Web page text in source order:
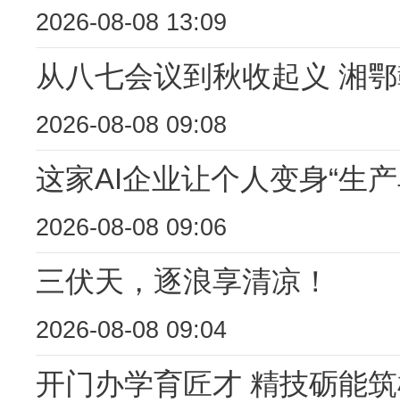
2026-08-08 13:09
从八七会议到秋收起义 湘
2026-08-08 09:08
这家AI企业让个人变身“生
2026-08-08 09:06
三伏天，逐浪享清凉！
2026-08-08 09:04
开门办学育匠才 精技砺能